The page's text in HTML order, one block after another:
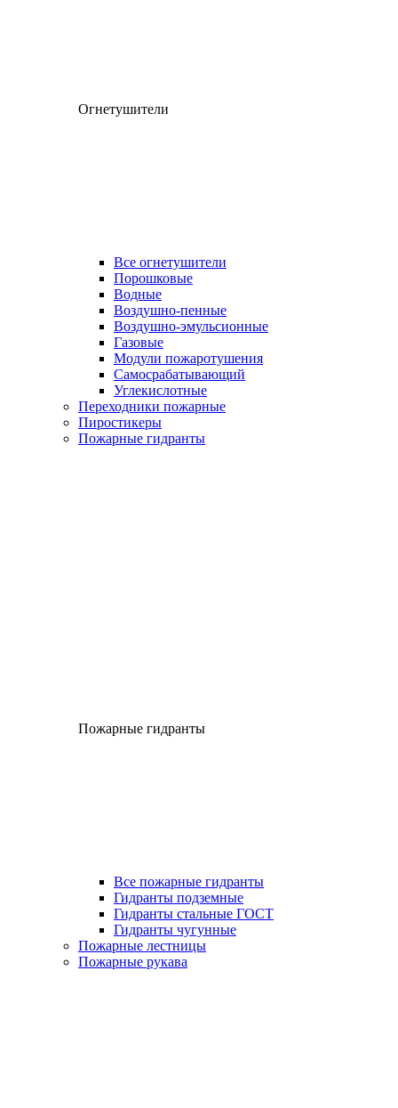
Огнетушители
Все огнетушители
Порошковые
Водные
Воздушно-пенные
Воздушно-эмульсионные
Газовые
Модули пожаротушения
Самосрабатывающий
Углекислотные
Переходники пожарные
Пиростикеры
Пожарные гидранты
Пожарные гидранты
Все пожарные гидранты
Гидранты подземные
Гидранты стальные ГОСТ
Гидранты чугунные
Пожарные лестницы
Пожарные рукава